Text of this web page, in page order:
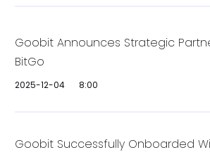
Goobit Announces Strategic
BitGo
2025-12-04 8:00
Goobit Successfully Onboarded